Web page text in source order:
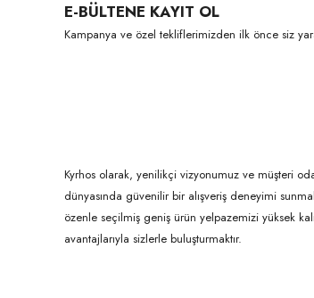
Ürün açıklamasında eksik bilgiler bulunuyor.
Ürün bilgilerinde hatalar bulunuyor.
E-BÜLTENE KAYIT OL
Kampanya ve özel tekliflerimizden ilk önce siz
Kyrhos olarak, yenilikçi vizyonumuz ve müşteri
dünyasında güvenilir bir alışveriş deneyimi
özenle seçilmiş geniş ürün yelpazemizi yüksek
avantajlarıyla sizlerle buluşturmaktır.